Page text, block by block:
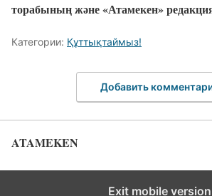
торабының және«Атамекен»
Категории: Құттықтаймыз!
Добавить
ATAMEKEN
Exit mobile version